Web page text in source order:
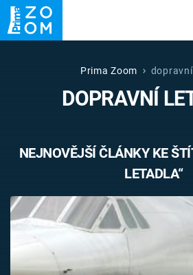
ZRÁDCI UFO DRUHÁ
VETŘELCI DÁVNOVĚKU
Témata
Pořady
Prima Zoom
DOPRAVNÍ
NEJNOVĚJŠÍ ČLÁNKY KE
LETADLA“